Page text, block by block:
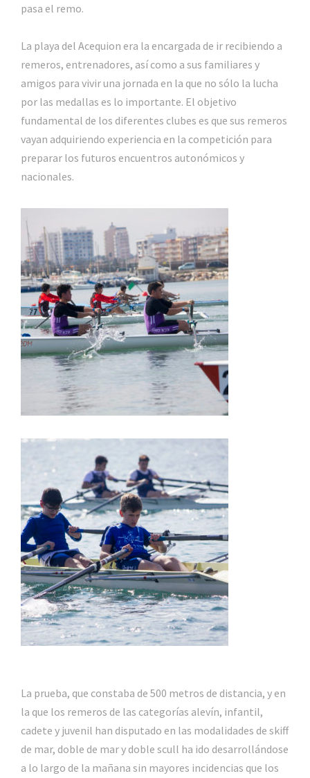
pasa el remo.
La playa del Acequion era la encargada de ir recibiendo a
remeros, entrenadores, así como a sus familiares y
amigos para vivir una jornada en la que no sólo la lucha
por las medallas es lo importante. El objetivo
fundamental de los diferentes clubes es que sus remeros
vayan adquiriendo experiencia en la competición para
preparar los futuros encuentros autonómicos y
nacionales.
La prueba, que constaba de 500 metros de distancia, y en
la que los remeros de las categorías alevín, infantil,
cadete y juvenil han disputado en las modalidades de skiff
de mar, doble de mar y doble scull ha ido desarrollándose
a lo largo de la mañana sin mayores incidencias que los